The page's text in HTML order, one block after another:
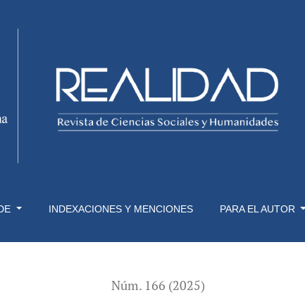
INDEXACIONES Y MENCIONES PARA EL AUTOR
Núm. 166 (2025)